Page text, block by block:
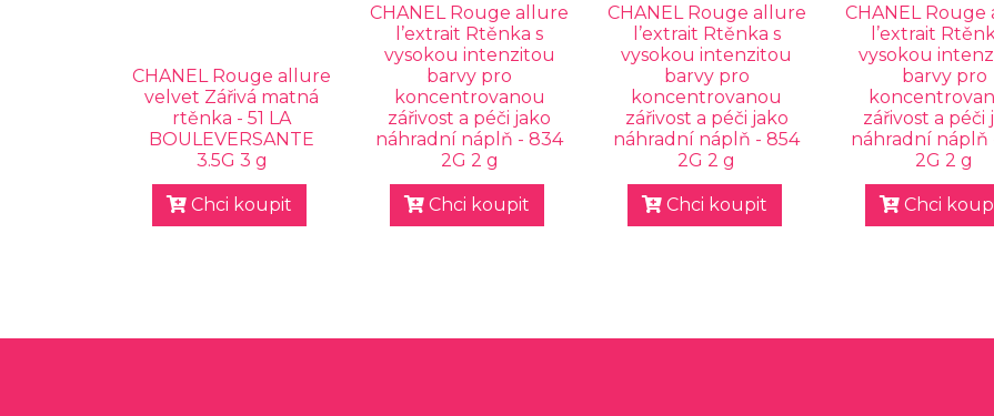
CHANEL Rouge allure
velvet Zářivá matná
rtěnka - 51 LA
BOULEVERSANTE
3.5G 3 g
Chci koupit
CHANEL Rouge allure
l’extrait Rtěnka s
vysokou intenzitou
barvy pro
koncentrovanou
zářivost a péči jako
náhradní náplň - 834
2G 2 g
Chci koupit
CHANEL Rouge allure
l’extrait Rtěnka s
vysokou intenzitou
barvy pro
koncentrovanou
zářivost a péči jako
náhradní náplň - 854
2G 2 g
Chci koupit
CHANEL Rouge
l’extrait
vysokou
barvy pro
zářivost a péči
náhradní náplň
2G 2 g
Chci